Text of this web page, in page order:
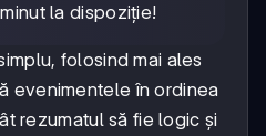
la dispoziție!
folosind mai ales
evenimentele în ordinea
rezumatul să fie logic și